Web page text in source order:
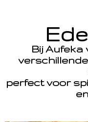
Bij Aufeka
perfect voor